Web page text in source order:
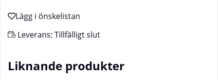
Leverans: Tillfälligt slut
Liknande produkter